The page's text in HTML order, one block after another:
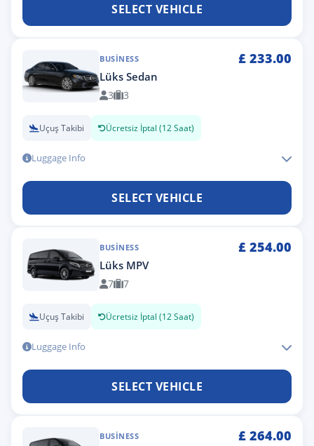
SELECT VEHICLE
BUSINESS £ 233.00
Lüks Sedan
3 3
Uçuş Takibi Ücretsiz İptal (12 Saat)
Luggage Info
SELECT VEHICLE
BUSINESS £ 254.00
Lüks MPV
7 7
Uçuş Takibi Ücretsiz İptal (12 Saat)
Luggage Info
SELECT VEHICLE
BUSINESS £ 264.00